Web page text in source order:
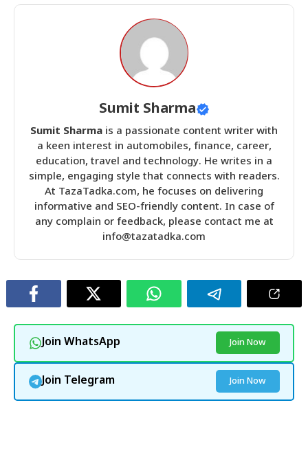
Sumit Sharma
Sumit Sharma is a passionate content writer with
a keen interest in automobiles, finance, career,
education, travel and technology. He writes in a
simple, engaging style that connects with readers.
At TazaTadka.com, he focuses on delivering
informative and SEO-friendly content. In case of
any complain or feedback, please contact me at
info@tazatadka.com
Join WhatsApp Join Now
Join Telegram Join Now